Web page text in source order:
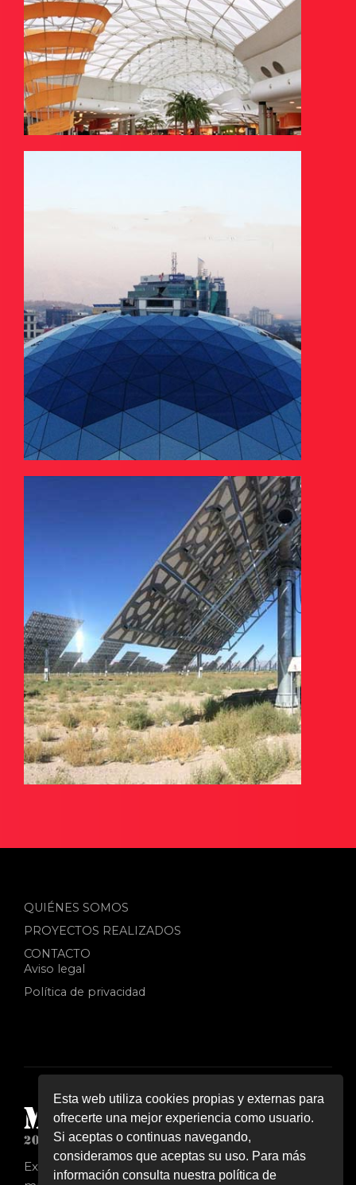
Esta web utiliza cookies propias y externas para
ofrecerte una mejor experiencia como usuario.
Si aceptas o continuas navegando,
consideramos que aceptas su uso. Para más
información consulta nuestra política de
QUIÉNES SOMOS
PROYECTOS REALIZADOS
CONTACTO
Aviso legal
Política de privacidad
Expertos en instalación de estructuras de vidrio,